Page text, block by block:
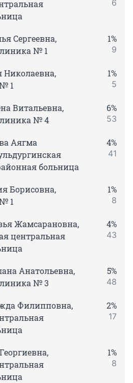
6
Сергеевна,
№ 1
1%
9
1
1%
5
Витальевна,
№ 4
6%
53
Аягма
больница
4%
41
Борисовна,
1
1%
8
Жамсарановна,
центральная
4%
43
Анатольевна,
№ 3
5%
48
Филипповна,
2%
17
1%
8